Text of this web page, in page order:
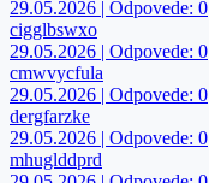
29.05.2026 | Odpovede: 0
cigglbswxo
29.05.2026 | Odpovede: 0
cmwvycfula
29.05.2026 | Odpovede: 0
dergfarzke
29.05.2026 | Odpovede: 0
mhuglddprd